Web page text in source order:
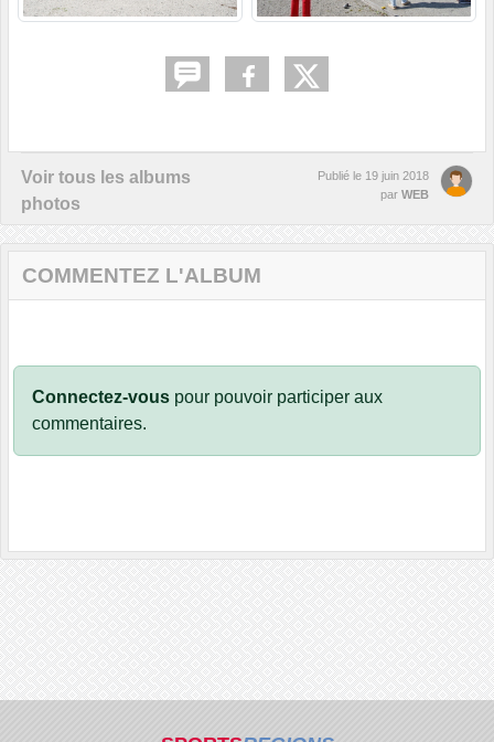
Voir tous les albums
photos
Publié le 19 juin 2018
par WEB
COMMENTEZ L'ALBUM
Connectez-vous pour pouvoir participer aux
commentaires.